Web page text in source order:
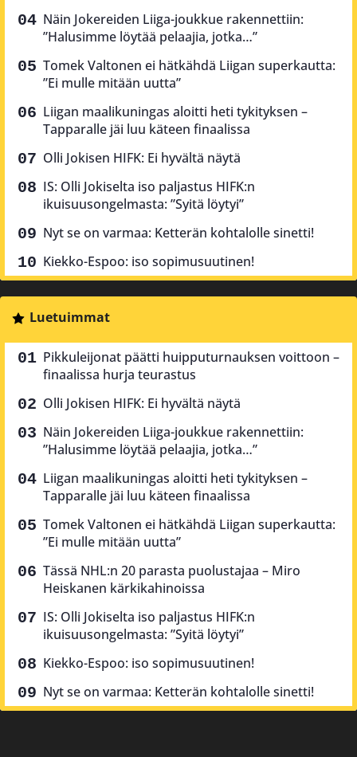
Näin Jokereiden Liiga-joukkue rakennettiin:
”Halusimme löytää pelaajia, jotka…”
Tomek Valtonen ei hätkähdä Liigan superkautta:
”Ei mulle mitään uutta”
Liigan maalikuningas aloitti heti tykityksen –
Tapparalle jäi luu käteen finaalissa
Olli Jokisen HIFK: Ei hyvältä näytä
IS: Olli Jokiselta iso paljastus HIFK:n
ikuisuusongelmasta: ”Syitä löytyi”
Nyt se on varmaa: Ketterän kohtalolle sinetti!
Kiekko-Espoo: iso sopimusuutinen!
Luetuimmat
Pikkuleijonat päätti huipputurnauksen voittoon –
finaalissa hurja teurastus
Olli Jokisen HIFK: Ei hyvältä näytä
Näin Jokereiden Liiga-joukkue rakennettiin:
”Halusimme löytää pelaajia, jotka…”
Liigan maalikuningas aloitti heti tykityksen –
Tapparalle jäi luu käteen finaalissa
Tomek Valtonen ei hätkähdä Liigan superkautta:
”Ei mulle mitään uutta”
Tässä NHL:n 20 parasta puolustajaa – Miro
Heiskanen kärkikahinoissa
IS: Olli Jokiselta iso paljastus HIFK:n
ikuisuusongelmasta: ”Syitä löytyi”
Kiekko-Espoo: iso sopimusuutinen!
Nyt se on varmaa: Ketterän kohtalolle sinetti!